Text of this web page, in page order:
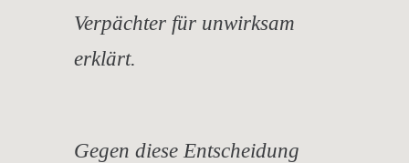
Verpächter für unwirksam
erklärt.
Gegen diese Entscheidung